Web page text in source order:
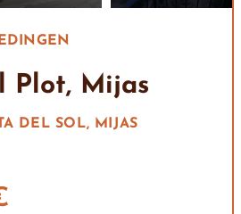
Plot, Mijas
DEL SOL, MIJAS